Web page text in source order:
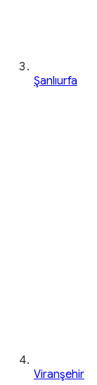
Şanlıurfa
Viranşehir